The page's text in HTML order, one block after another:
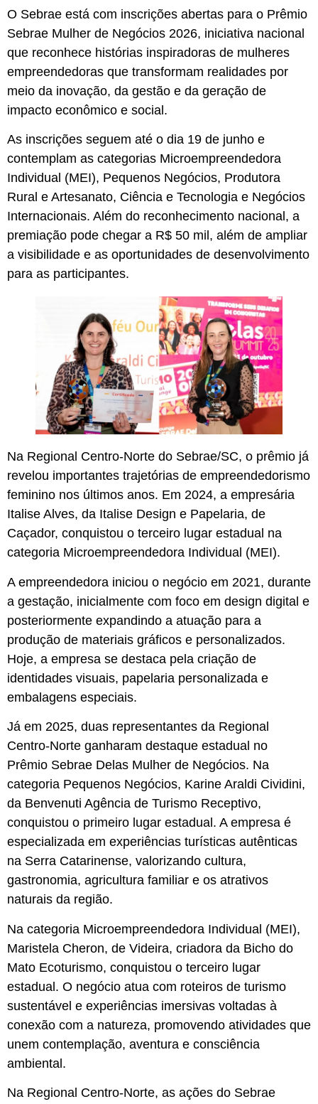
O Sebrae está com inscrições abertas para o Prêmio
Sebrae Mulher de Negócios 2026, iniciativa nacional
que reconhece histórias inspiradoras de mulheres
empreendedoras que transformam realidades por
meio da inovação, da gestão e da geração de
impacto econômico e social.
As inscrições seguem até o dia 19 de junho e
contemplam as categorias Microempreendedora
Individual (MEI), Pequenos Negócios, Produtora
Rural e Artesanato, Ciência e Tecnologia e Negócios
Internacionais. Além do reconhecimento nacional, a
premiação pode chegar a R$ 50 mil, além de ampliar
a visibilidade e as oportunidades de desenvolvimento
para as participantes.
Na Regional Centro-Norte do Sebrae/SC, o prêmio já
revelou importantes trajetórias de empreendedorismo
feminino nos últimos anos. Em 2024, a empresária
Italise Alves, da Italise Design e Papelaria, de
Caçador, conquistou o terceiro lugar estadual na
categoria Microempreendedora Individual (MEI).
A empreendedora iniciou o negócio em 2021, durante
a gestação, inicialmente com foco em design digital e
posteriormente expandindo a atuação para a
produção de materiais gráficos e personalizados.
Hoje, a empresa se destaca pela criação de
identidades visuais, papelaria personalizada e
embalagens especiais.
Já em 2025, duas representantes da Regional
Centro-Norte ganharam destaque estadual no
Prêmio Sebrae Delas Mulher de Negócios. Na
categoria Pequenos Negócios, Karine Araldi Cividini,
da Benvenuti Agência de Turismo Receptivo,
conquistou o primeiro lugar estadual. A empresa é
especializada em experiências turísticas autênticas
na Serra Catarinense, valorizando cultura,
gastronomia, agricultura familiar e os atrativos
naturais da região.
Na categoria Microempreendedora Individual (MEI),
Maristela Cheron, de Videira, criadora da Bicho do
Mato Ecoturismo, conquistou o terceiro lugar
estadual. O negócio atua com roteiros de turismo
sustentável e experiências imersivas voltadas à
conexão com a natureza, promovendo atividades que
unem contemplação, aventura e consciência
ambiental.
Na Regional Centro-Norte, as ações do Sebrae